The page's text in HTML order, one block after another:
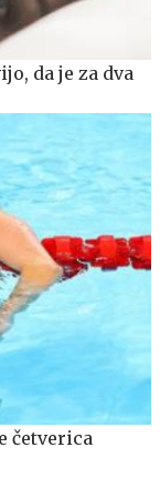
da je za dva
četverica